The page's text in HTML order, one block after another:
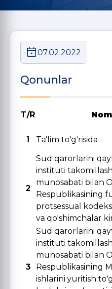
07.02.2022
Qonunlar
T/R
1
Ta'lim to'g'risida
2
Sud qarorlarini
instituti
munosabati bilan
Respublikasining
protsessual
va qo'shimchalar
3
Sud qarorlarini
instituti
munosabati bilan
Respublikasining
ishlarini yuritish